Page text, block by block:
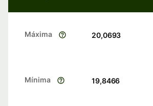
Máxima 20,0693
Mínima 19,8466